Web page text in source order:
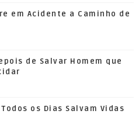
em Acidente a Caminho de
de Salvar Homem que
Todos os Dias Salvam Vidas